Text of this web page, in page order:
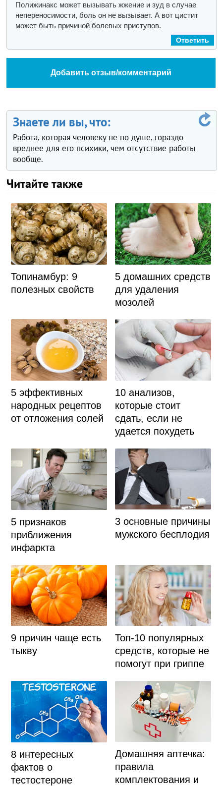
Полижинакс может вызывать жжение и зуд в случае
непереносимости, боль он не вызывает. А вот цистит
может быть причиной болевых приступов.
Ответить
Добавить отзыв/комментарий
Знаете ли вы, что:
Работа, которая человеку не по душе, гораздо
вреднее для его психики, чем отсутствие работы
вообще.
Читайте также
Топинамбур: 9
полезных свойств
5 домашних средств
для удаления
мозолей
5 эффективных
народных рецептов
от отложения солей
10 анализов,
которые стоит
сдать, если не
удается похудеть
5 признаков
приближения
инфаркта
3 основные причины
мужского бесплодия
9 причин чаще есть
тыкву
Топ-10 популярных
средств, которые не
помогут при гриппе
8 интересных
фактов о
тестостероне
Домашняя аптечка:
правила
комплектования и